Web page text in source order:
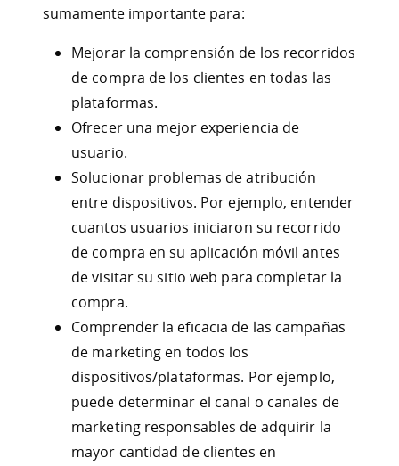
sumamente importante para:
Mejorar la comprensión de los recorridos
de compra de los clientes en todas las
plataformas.
Ofrecer una mejor experiencia de
usuario.
Solucionar problemas de atribución
entre dispositivos. Por ejemplo, entender
cuantos usuarios iniciaron su recorrido
de compra en su aplicación móvil antes
de visitar su sitio web para completar la
compra.
Comprender la eficacia de las campañas
de marketing en todos los
dispositivos/plataformas. Por ejemplo,
puede determinar el canal o canales de
marketing responsables de adquirir la
mayor cantidad de clientes en